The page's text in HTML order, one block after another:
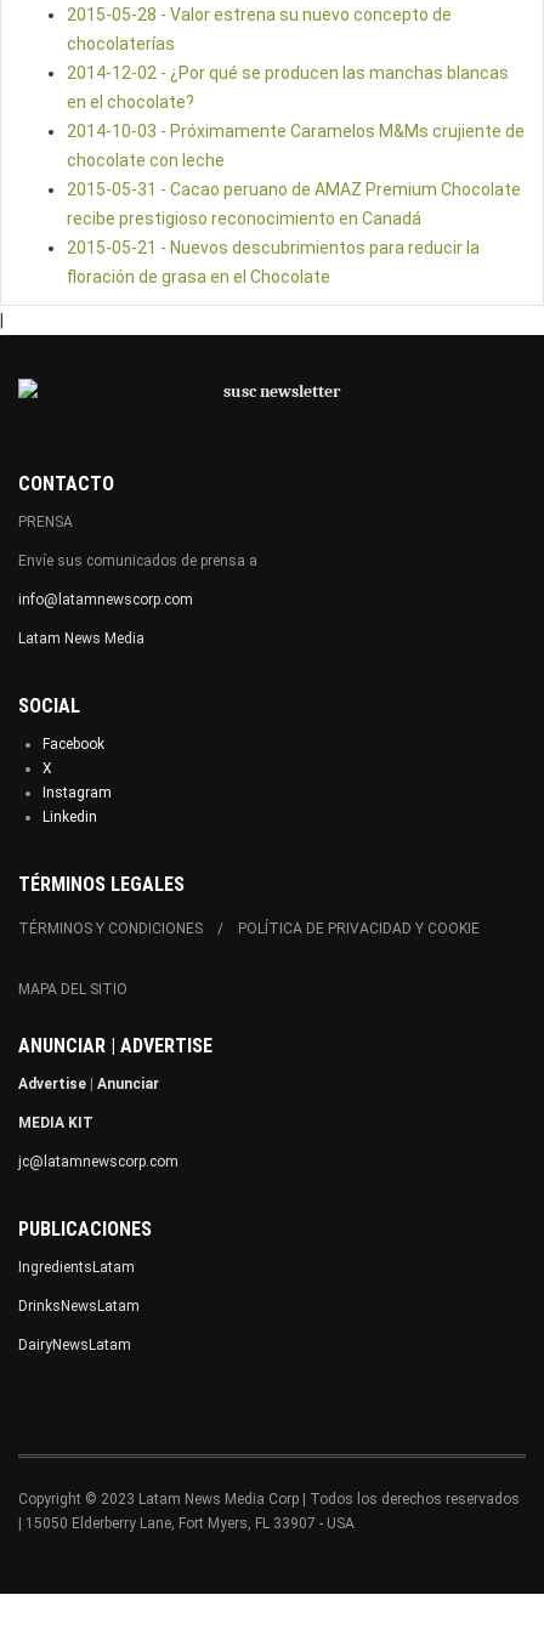
2015-05-28 - Valor estrena su nuevo concepto de
chocolaterías
2014-12-02 - ¿Por qué se producen las manchas blancas
en el chocolate?
2014-10-03 - Próximamente Caramelos M&Ms crujiente de
chocolate con leche
2015-05-31 - Cacao peruano de AMAZ Premium Chocolate
recibe prestigioso reconocimiento en Canadá
2015-05-21 - Nuevos descubrimientos para reducir la
floración de grasa en el Chocolate
CONTACTO
PRENSA
Envíe sus comunicados de prensa a
info@latamnewscorp.com
Latam News Media
SOCIAL
Facebook
X
Instagram
Linkedin
TÉRMINOS LEGALES
TÉRMINOS Y CONDICIONES POLÍTICA DE PRIVACIDAD Y COOKIE
MAPA DEL SITIO
ANUNCIAR | ADVERTISE
Advertise Anunciar
MEDIA KIT
jc@latamnewscorp.com
PUBLICACIONES
IngredientsLatam
DrinksNewsLatam
DairyNewsLatam
Copyright © 2023 Latam News Media Corp | Todos los derechos reservados
| 15050 Elderberry Lane, Fort Myers, FL 33907 - USA